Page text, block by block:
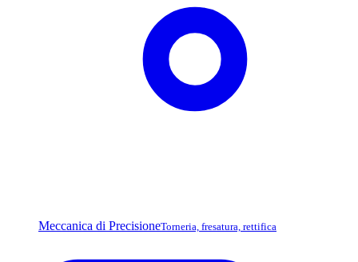
Meccanica di PrecisioneTorneria, fresatura, rettifica